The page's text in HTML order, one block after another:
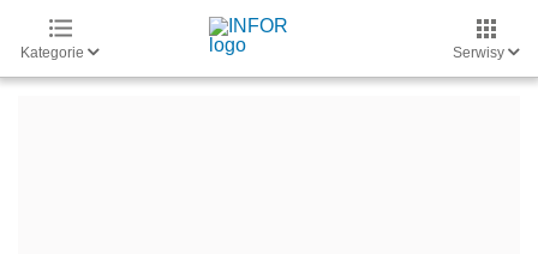
Kategorie Serwisy